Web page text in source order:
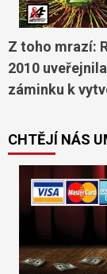
Z toho mrazí:
2010
záminku k
CHTĚJÍ NÁS